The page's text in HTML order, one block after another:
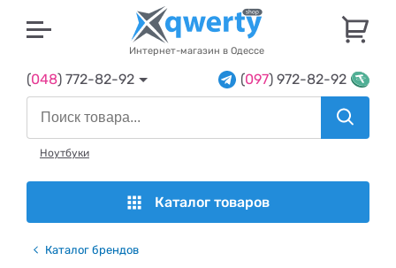
Интернет-магазин в Одессе
(048) 772-82-92 (097) 972-82-92
Ноутбуки
Каталог товаров
Каталог брендов